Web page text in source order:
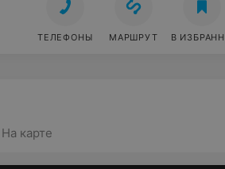
ТЕЛЕФОНЫ МАРШРУТ В
На карте